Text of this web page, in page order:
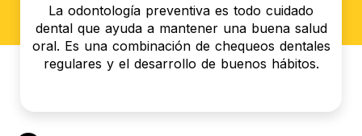
La odontología preventiva es todo cuidado
dental que ayuda a mantener una buena salud
oral. Es una combinación de chequeos dentales
regulares y el desarrollo de buenos hábitos.